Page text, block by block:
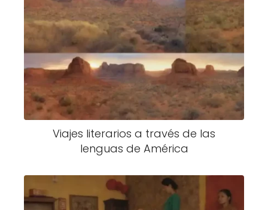
Viajes literarios a través de las
lenguas de América